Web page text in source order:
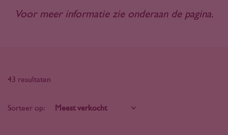
Voor meer informatie zie onderaan de pagina.
43 resultaten
Sorteer op: